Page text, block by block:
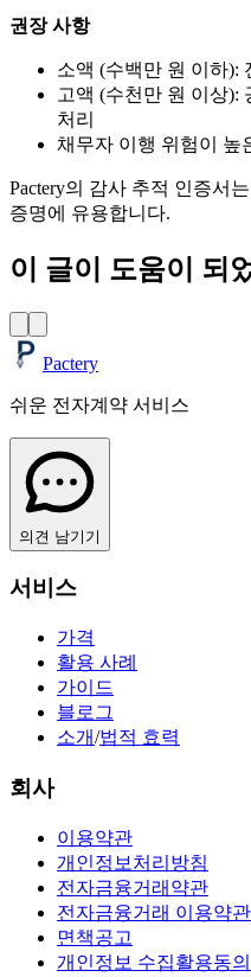
권장 사항
소액 (수백만 원 이하):
고액 (수천만 원 이상):
처리
채무자 이행 위험이 높
Pactery의 감사 추적 인증서
증명에 유용합니다.
이 글이 도움이 되
Pactery
쉬운 전자계약 서비스
의견 남기기
서비스
가격
활용 사례
가이드
블로그
소개/법적 효력
회사
이용약관
개인정보처리방침
전자금융거래약관
전자금융거래 이용약관
면책공고
개인정보 수집활용동의